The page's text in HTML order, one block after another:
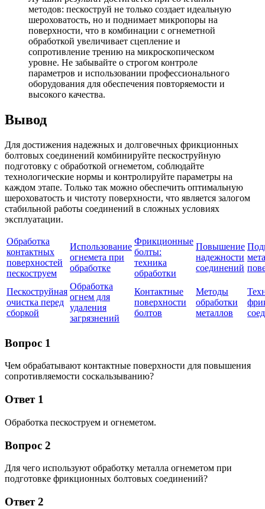
методов: пескоструй не только создает идеальную
шероховатость, но и поднимает микропоры на
поверхности, что в комбинации с огнеметной
обработкой увеличивает сцепление и
сопротивление трению на микроскопическом
уровне. Не забывайте о строгом контроле
параметров и использовании профессионального
оборудования для обеспечения повторяемости и
высокого качества.
Вывод
Для достижения надежных и долговечных фрикционных
болтовых соединений комбинируйте пескоструйную
подготовку с обработкой огнеметом, соблюдайте
технологические нормы и контролируйте параметры на
каждом этапе. Только так можно обеспечить оптимальную
шероховатость и чистоту поверхности, что является залогом
стабильной работы соединений в сложных условиях
эксплуатации.
Обработка
контактных
поверхностей
пескоструем
Использование
огнемета при
обработке
Фрикционные
болты:
техника
обработки
Повышение
надежности
соединений
Пескоструйная
очистка перед
сборкой
Обработка
огнем для
удаления
загрязнений
Контактные
поверхности
болтов
Методы
обработки
металлов
Вопрос 1
Чем обрабатывают контактные поверхности для повышения
сопротивляемости соскальзыванию?
Ответ 1
Обработка пескоструем и огнеметом.
Вопрос 2
Для чего используют обработку металла огнеметом при
подготовке фрикционных болтовых соединений?
Ответ 2